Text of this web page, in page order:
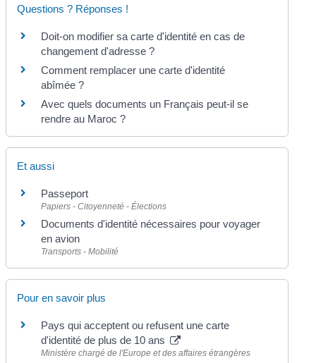
Questions ? Réponses !
Doit-on modifier sa carte d'identité en cas de
changement d'adresse ?
Comment remplacer une carte d'identité
abîmée ?
Avec quels documents un Français peut-il se
rendre au Maroc ?
Et aussi
Passeport
Papiers - Citoyenneté - Élections
Documents d'identité nécessaires pour voyager
en avion
Transports - Mobilité
Pour en savoir plus
Pays qui acceptent ou refusent une carte
d'identité de plus de 10 ans
Ministère chargé de l'Europe et des affaires étrangères